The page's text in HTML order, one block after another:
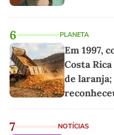
6 PLANETA
Em 1997,
Costa
de laranja;
7 NOTÍCIAS